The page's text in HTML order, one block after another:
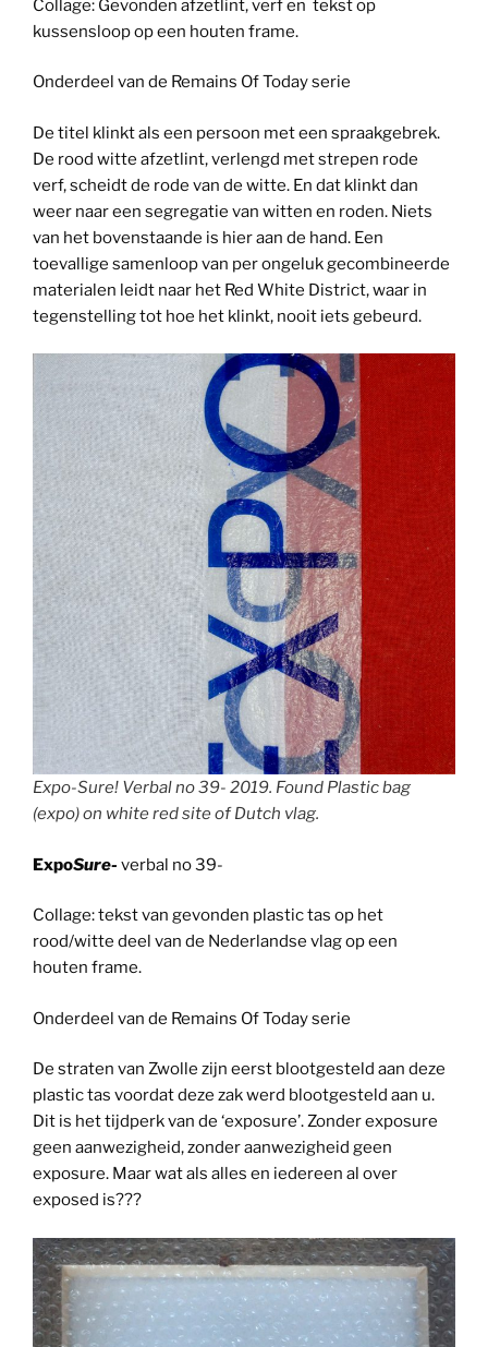
Collage: Gevonden afzetlint, verf en tekst op
kussensloop op een houten frame.
Onderdeel van de Remains Of Today serie
De titel klinkt als een persoon met een spraakgebrek.
De rood witte afzetlint, verlengd met strepen rode
verf, scheidt de rode van de witte. En dat klinkt dan
weer naar een segregatie van witten en roden. Niets
van het bovenstaande is hier aan de hand. Een
toevallige samenloop van per ongeluk gecombineerde
materialen leidt naar het Red White District, waar in
tegenstelling tot hoe het klinkt, nooit iets gebeurd.
Expo-Sure! Verbal no 39- 2019. Found Plastic bag
(expo) on white red site of Dutch vlag.
ExpoSure- verbal no 39-
Collage: tekst van gevonden plastic tas op het
rood/witte deel van de Nederlandse vlag op een
houten frame.
Onderdeel van de Remains Of Today serie
De straten van Zwolle zijn eerst blootgesteld aan deze
plastic tas voordat deze zak werd blootgesteld aan u.
Dit is het tijdperk van de ‘exposure’. Zonder exposure
geen aanwezigheid, zonder aanwezigheid geen
exposure. Maar wat als alles en iedereen al over
exposed is???